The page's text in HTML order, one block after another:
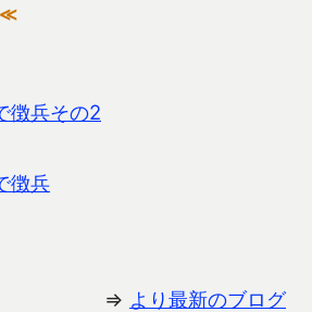
≪
徴兵その2
徴兵
⇒ より最新のブログ